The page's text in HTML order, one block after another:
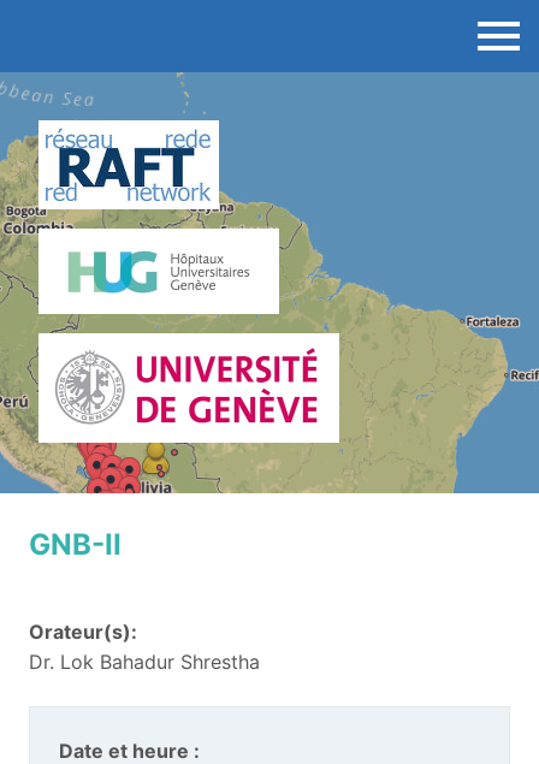
GNB-II
Orateur(s):
Dr. Lok Bahadur Shrestha
Date et heure :